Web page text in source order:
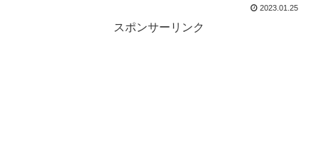
2023.01.25
スポンサーリンク